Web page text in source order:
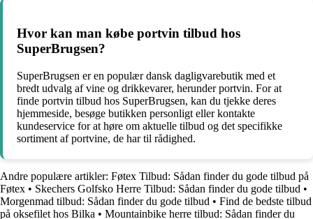
Hvor kan man købe portvin tilbud hos
SuperBrugsen?
SuperBrugsen er en populær dansk dagligvarebutik med et
bredt udvalg af vine og drikkevarer, herunder portvin. For at
finde portvin tilbud hos SuperBrugsen, kan du tjekke deres
hjemmeside, besøge butikken personligt eller kontakte
kundeservice for at høre om aktuelle tilbud og det specifikke
sortiment af portvine, de har til rådighed.
Andre populære artikler: Føtex Tilbud: Sådan finder du gode tilbud på
Føtex • Skechers Golfsko Herre Tilbud: Sådan finder du gode tilbud •
Morgenmad tilbud: Sådan finder du gode tilbud • Find de bedste tilbud
på oksefilet hos Bilka • Mountainbike herre tilbud: Sådan finder du